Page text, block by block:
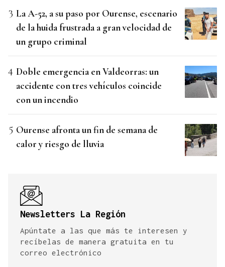
La A-52, a su paso por Ourense, escenario
de la huida frustrada a gran velocidad de
un grupo criminal
Doble emergencia en Valdeorras: un
accidente con tres vehículos coincide
con un incendio
Ourense afronta un fin de semana de
calor y riesgo de lluvia
Newsletters La Región
Apúntate a las que más te interesen y
recíbelas de manera gratuita en tu
correo electrónico